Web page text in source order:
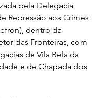
pela Delegacia
Repressão aos Crimes
dentro da
das Fronteiras, com
de Vila Bela da
e de Chapada dos